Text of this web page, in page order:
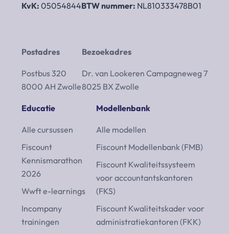
KvK:05054844BTW nummer: NL810333478B01
Postadres
Postbus 320
8000 AH Zwolle
Bezoekadres
Dr. van Lookeren Campagneweg 7
8025 BX Zwolle
Educatie
Alle cursussen
Fiscount
Kennismarathon
2026
Wwft e-learnings
Incompany
trainingen
Modellenbank
Alle modellen
Fiscount Modellenbank (FMB)
Fiscount Kwaliteitssysteem
voor accountantskantoren
(FKS)
Fiscount Kwaliteitskader voor
administratiekantoren (FKK)